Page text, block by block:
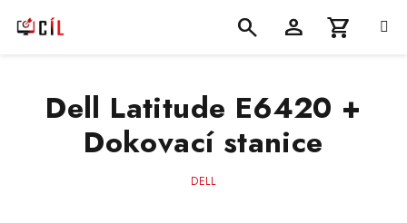
košík
Dell Latitude E6420 +
Dokovací stanice
DELL